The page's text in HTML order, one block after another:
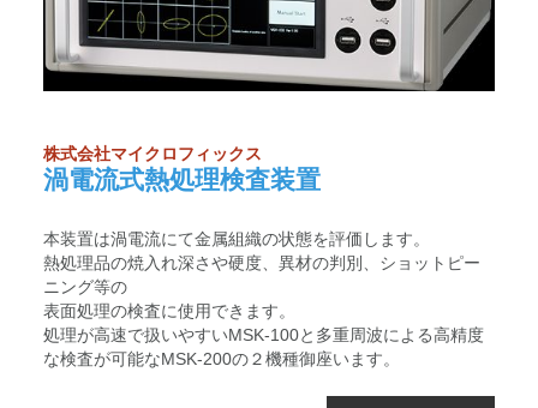
株式会社マイクロフィックス
渦電流式熱処理検査装置
本装置は渦電流にて金属組織の状態を評価します。
熱処理品の焼入れ深さや硬度、異材の判別、ショットピー
ニング等の
表面処理の検査に使用できます。
処理が高速で扱いやすいMSK-100と多重周波による高精度
な検査が可能なMSK-200の２機種御座います。